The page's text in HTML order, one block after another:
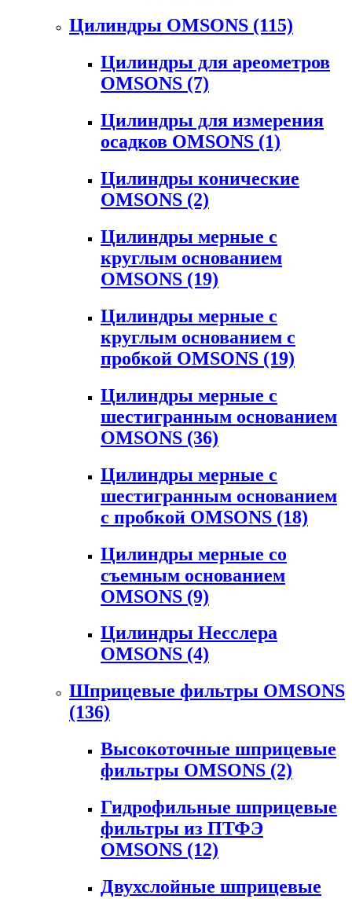
Цилиндры OMSONS (115)
Цилиндры для ареометров
OMSONS (7)
Цилиндры для измерения
осадков OMSONS (1)
Цилиндры конические
OMSONS (2)
Цилиндры мерные с
круглым основанием
OMSONS (19)
Цилиндры мерные с
круглым основанием с
пробкой OMSONS (19)
Цилиндры мерные с
шестигранным основанием
OMSONS (36)
Цилиндры мерные с
шестигранным основанием
с пробкой OMSONS (18)
Цилиндры мерные со
съемным основанием
OMSONS (9)
Цилиндры Несслера
OMSONS (4)
Шприцевые фильтры OMSONS
(136)
Высокоточные шприцевые
фильтры OMSONS (2)
Гидрофильные шприцевые
фильтры из ПТФЭ
OMSONS (12)
Двухслойные шприцевые